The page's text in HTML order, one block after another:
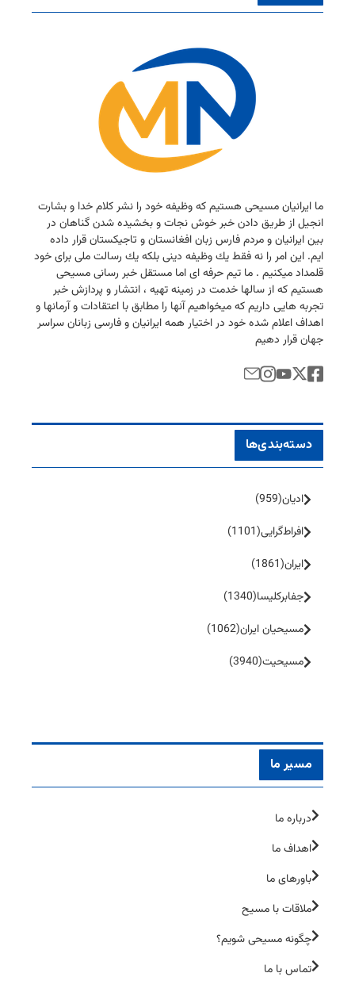
ما ایرانیان مسیحی هستیم كه وظیفه خود را نشر كلام خدا و بشارت
انجیل از طریق دادن خبر خوش نجات و بخشیده شدن گناهان در
بین ایرانیان و مردم فارس زبان افغانستان و تاجیكستان قرار داده
ایم. این امر را نه فقط یك وظیفه دینی بلكه یك رسالت ملی برای خود
قلمداد میكنیم . ما تیم حرفه ای اما مستقل خبر رسانی مسیحی
هستیم كه از سالها خدمت در زمینه تهیه ، انتشار و پردازش خبر
تجربه هایی داریم كه میخواهیم آنها را مطابق با اعتقادات و آرمانها و
اهداف اعلام شده خود در اختیار همه ایرانیان و فارسی زبانان سراسر
جهان قرار دهیم
دسته‌بندی‌ها
ادیان(959)
افراط‌گرایی(1101)
ایران(1861)
جفا‌بر‌کلیسا(1340)
مسیحیان ایران(1062)
مسیحیت(3940)
مسیر ما
درباره ما
اهداف ما
باورهای ما
ملاقات با مسیح
چگونه مسیحی شویم؟
تماس با ما